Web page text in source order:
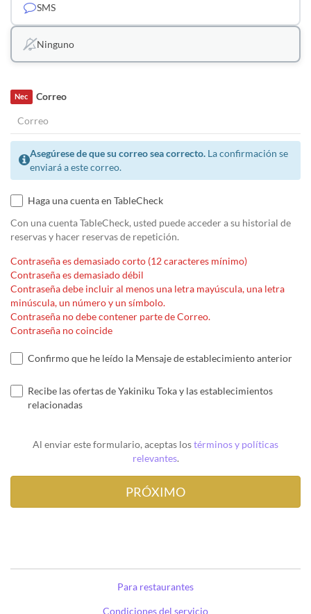
SMS
Ninguno
Correo
Nec
Asegúrese de que su correo sea correcto. La confirmación se
enviará a este correo.
Haga una cuenta en TableCheck
Con una cuenta TableCheck, usted puede acceder a su historial de
reservas y hacer reservas de repetición.
Contraseña es demasiado corto (12 caracteres mínimo)
Contraseña es demasiado débil
Contraseña debe incluir al menos una letra mayúscula, una letra
minúscula, un número y un símbolo.
Contraseña no debe contener parte de Correo.
Contraseña no coincide
Confirmo que he leído la Mensaje de establecimiento anterior
Recibe las ofertas de Yakiniku Toka y las establecimientos
relacionadas
Al enviar este formulario, aceptas lostérminos y políticas
relevantes.
Para restaurantes
Condiciones del servicio